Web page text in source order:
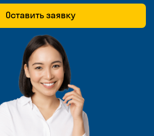
Оставить заявку